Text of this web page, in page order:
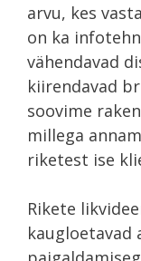
arvu, kes
on ka
vähendavad
kiirendavad
soovime
millega
riketest ise
Rikete
kaugloetavad